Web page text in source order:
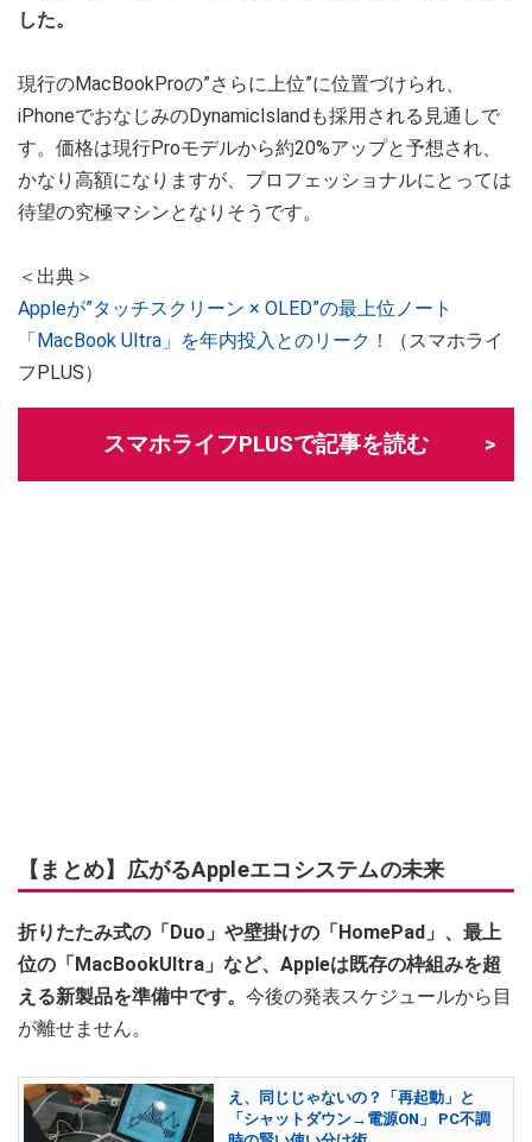
した。
現行のMacBookProの”さらに上位”に位置づけられ、
iPhoneでおなじみのDynamicIslandも採用される見通しで
す。価格は現行Proモデルから約20%アップと予想され、
かなり高額になりますが、プロフェッショナルにとっては
待望の究極マシンとなりそうです。
＜出典＞
Appleが”タッチスクリーン × OLED”の最上位ノート
「MacBook Ultra」を年内投入とのリーク！
（スマホライ
フPLUS）
スマホライフPLUSで記事を読む
【まとめ】広がるAppleエコシステムの未来
折りたたみ式の「Duo」や壁掛けの「HomePad」、最上
位の「MacBookUltra」など、Appleは既存の枠組みを超
える新製品を準備中です。 今後の発表スケジュールから目
が離せません。
え、同じじゃないの？「再起動」と
「シャットダウン→電源ON」 PC不調